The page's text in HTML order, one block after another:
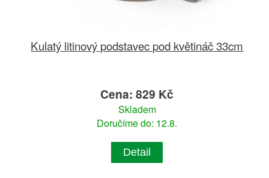
Kulatý litinový podstavec pod květináč 33cm
Cena: 829 Kč
Skladem
Doručíme do: 12.8.
Detail